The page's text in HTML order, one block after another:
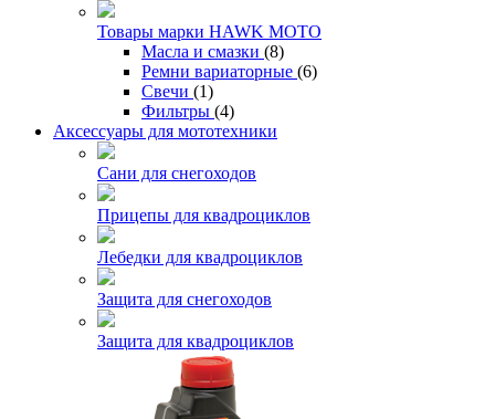
Товары марки HAWK MOTO
Масла и смазки (8)
Ремни вариаторные (6)
Свечи (1)
Фильтры (4)
Аксессуары для мототехники
Сани для снегоходов
Прицепы для квадроциклов
Лебедки для квадроциклов
Защита для снегоходов
Защита для квадроциклов